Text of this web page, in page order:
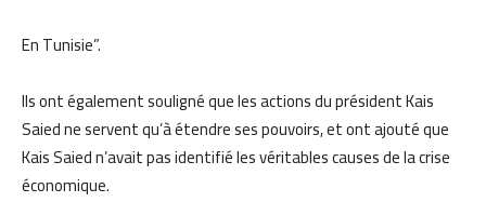
En Tunisie”.
Ils ont également souligné que les actions du président Kais
Saied ne servent qu’à étendre ses pouvoirs, et ont ajouté que
Kais Saied n’avait pas identifié les véritables causes de la crise
économique.